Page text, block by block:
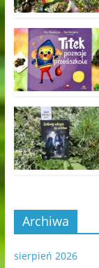
Archiwa
sierpień 2026